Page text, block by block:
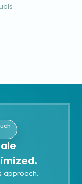
approach.